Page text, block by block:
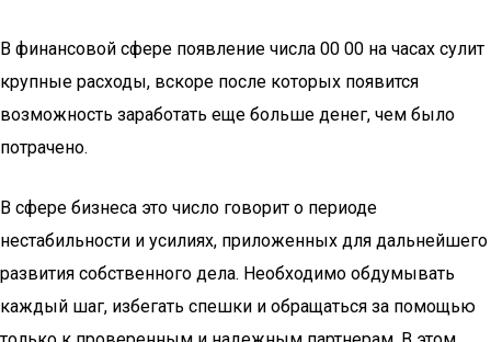
В финансовой сфере появление числа 00 00 на часах сулит
крупные расходы, вскоре после которых появится
возможность заработать еще больше денег, чем было
потрачено.
В сфере бизнеса это число говорит о периоде
нестабильности и усилиях, приложенных для дальнейшего
развития собственного дела. Необходимо обдумывать
каждый шаг, избегать спешки и обращаться за помощью